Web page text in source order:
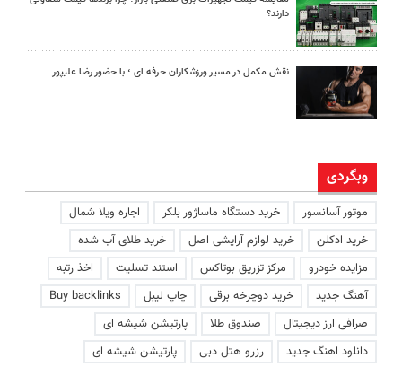
دارند؟
نقش مکمل در مسیر ورزشکاران حرفه ای ؛ با حضور رضا علیپور
وبگردی
موتور آسانسور خرید دستگاه ماساژور بلکر
اجاره ویلا شمال
خرید ادکلن
خرید لوازم آرایشی اصل
خرید طلای آب شده
مزایده خودرو
مرکز تزریق بوتاکس استند تسلیت
اخذ رتبه
آهنگ جدید
خرید دوچرخه برقی چاپ لیبل
Buy backlinks
صرافی ارز دیجیتال
صندوق طلا
پارتیشن شیشه ای
دانلود اهنگ جدید
رزرو هتل دبی پارتیشن شیشه ای